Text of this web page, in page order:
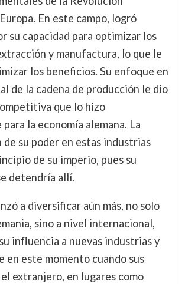
En este campo, logró
su capacidad para optimizar los
y manufactura, lo que le
los beneficios. Su enfoque en
de la cadena de producción le dio
que lo hizo
la economía alemana. La
de su poder en estas industrias
de su imperio, pues su
detendría allí.
a diversificar aún más, no solo
sino a nivel internacional,
influencia a nuevas industrias y
en este momento cuando sus
extranjero, en lugares como